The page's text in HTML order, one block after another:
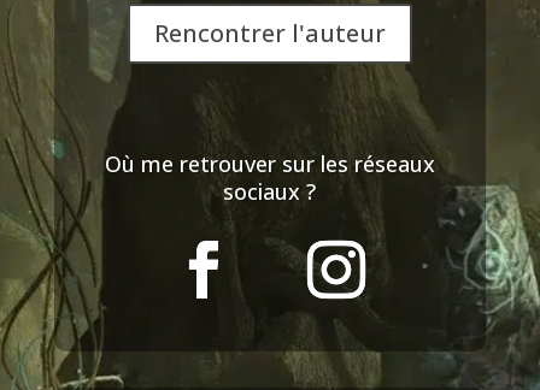
Rencontrer l'auteur
Où me retrouver sur les réseaux
sociaux ?